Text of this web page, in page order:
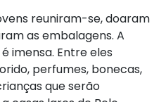
reuniram-se, doaram
as embalagens. A
imensa. Entre eles
perfumes, bonecas,
que serão